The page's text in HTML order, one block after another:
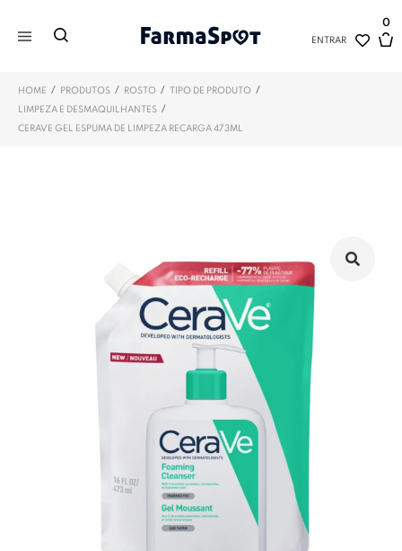
ENTRAR
0
HOME / PRODUTOS / ROSTO / TIPO DE PRODUTO /
LIMPEZA E DESMAQUILHANTES /
CERAVE GEL ESPUMA DE LIMPEZA RECARGA 473ML